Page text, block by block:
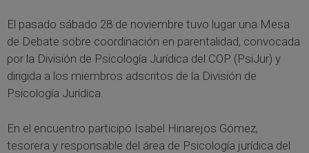
El pasado sábado 28 de noviembre tuvo lugar una Mesa
de Debate sobre coordinación en parentalidad, convocada
por la División de Psicología Jurídica del COP (PsiJur) y
dirigida a los miembros adscritos de la División de
Psicología Jurídica.
En el encuentro participó Isabel Hinarejos Gómez,
tesorera y responsable del área de Psicología jurídica del